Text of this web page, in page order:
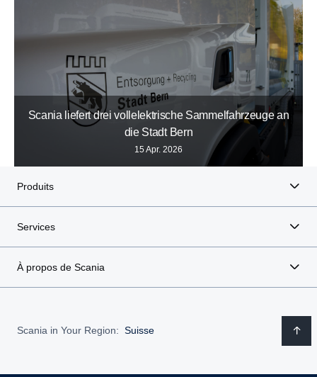
Scania liefert drei vollelektrische Sammelfahrzeuge an
die Stadt Bern
15 Apr. 2026
Produits
Services
À propos de Scania
Scania in Your Region: Suisse